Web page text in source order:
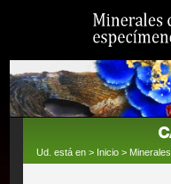
Ud. está en > Inicio > Minerales